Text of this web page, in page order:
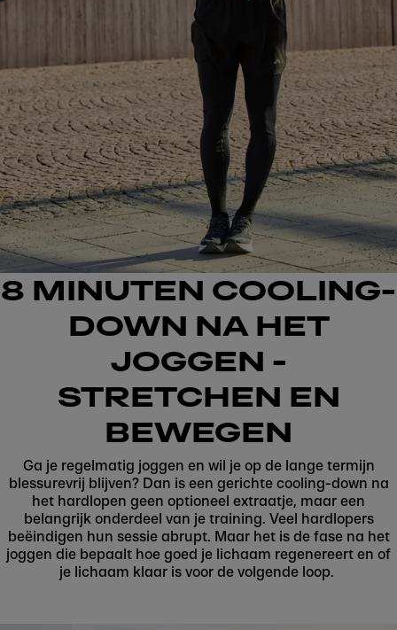
8 MINUTEN COOLING-
DOWN NA HET
JOGGEN -
STRETCHEN EN
BEWEGEN
Ga je regelmatig joggen en wil je op de lange termijn
blessurevrij blijven? Dan is een gerichte cooling-down na
het hardlopen geen optioneel extraatje, maar een
belangrijk onderdeel van je training. Veel hardlopers
beëindigen hun sessie abrupt. Maar het is de fase na het
joggen die bepaalt hoe goed je lichaam regenereert en of
je lichaam klaar is voor de volgende loop.